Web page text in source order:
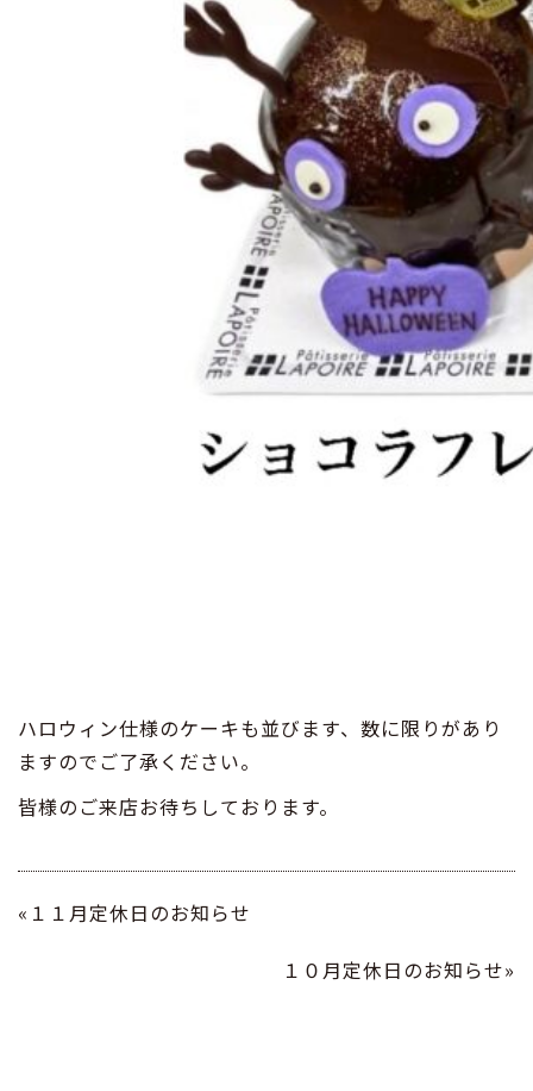
ハロウィン仕様のケーキも並びます、数に限りがあり
ますのでご了承ください。
皆様のご来店お待ちしております。
«１１月定休日のお知らせ
１０月定休日のお知らせ»